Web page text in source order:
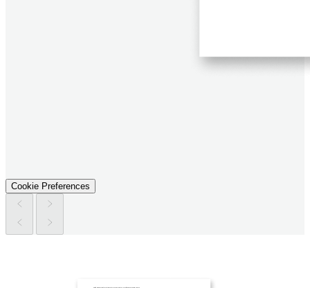
Cookie Preferences